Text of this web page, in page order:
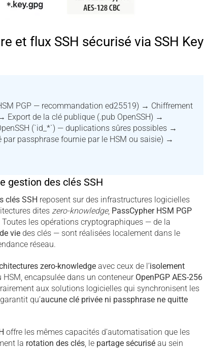
et flux SSH sécurisé via SSH Key
PGP — recommandation ed25519) → Chiffrement
Export de la clé publique (.pub OpenSSH) →
(`id_*`) — duplications sûres possibles →
passphrase fournie par le HSM ou saisie) →
gestion des clés SSH
clés SSH reposent sur des infrastructures logicielles
dites zero-knowledge, PassCypher HSM PGP
les opérations cryptographiques — de la
viedes clés — sont réalisées localement dans le
réseau.
zero-knowledgeavec ceux de l’isolement
HSM, encapsulée dans un conteneur OpenPGP AES-256
aux solutions logicielles qui synchronisent les
qu’aucune clé privée ni passphrase ne quitte
offre les mêmes capacités d’automatisation que les
la rotation des clés, le partage sécuriséau sein